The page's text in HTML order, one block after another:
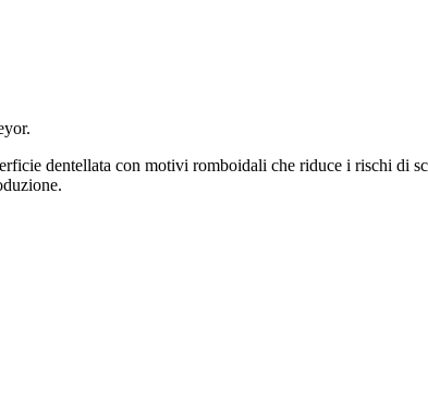
dentellata con motivi romboidali che riduce i rischi di